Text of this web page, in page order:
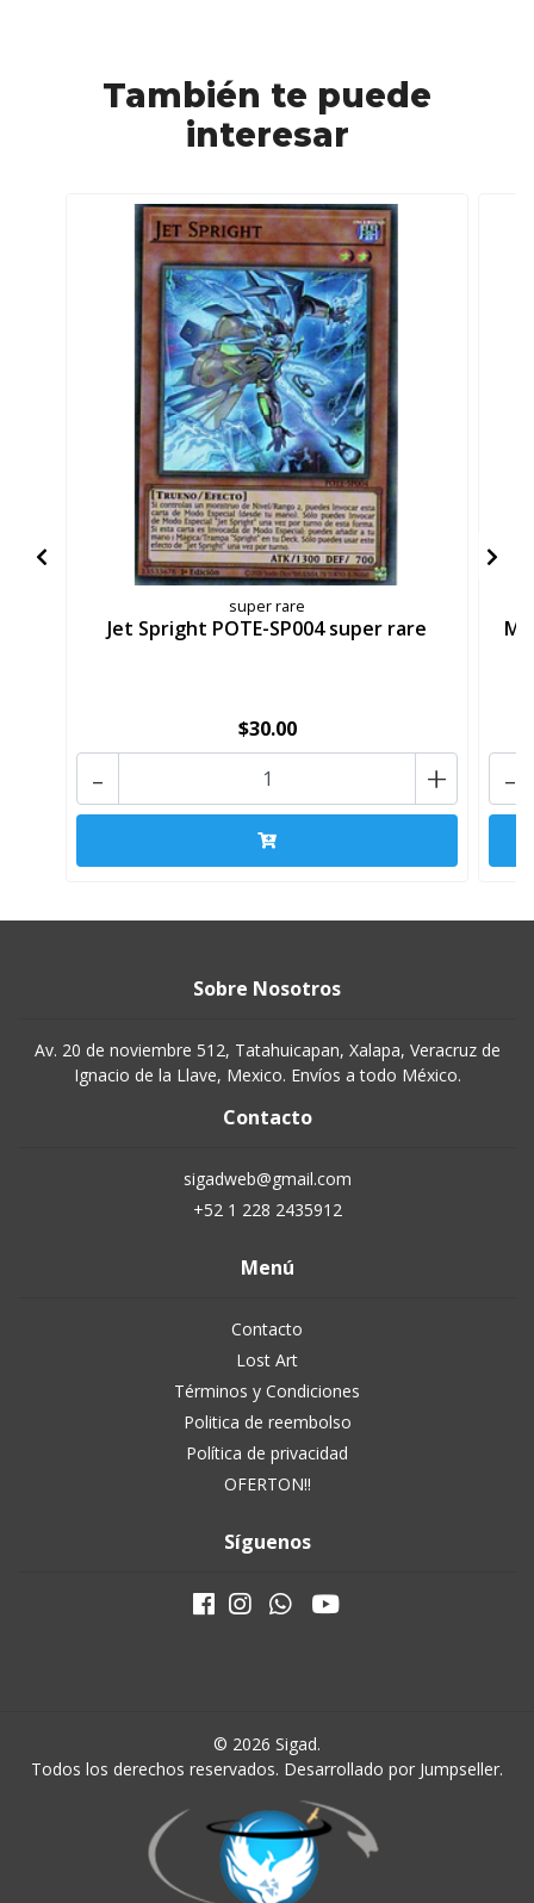
También te puede
interesar
super rare
Jet Spright POTE-SP004 super rare
$30.00
+
- -
Sobre Nosotros
Av. 20 de noviembre 512, Tatahuicapan, Xalapa, Veracruz de
Ignacio de la Llave, Mexico. Envíos a todo México.
Contacto
sigadweb@gmail.com
+52 1 228 2435912
Menú
Contacto
Lost Art
Términos y Condiciones
Politica de reembolso
Política de privacidad
OFERTON!!
Síguenos
© 2026 Sigad.
Todos los derechos reservados. Desarrollado por Jumpseller.